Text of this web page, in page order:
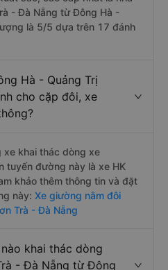
- Đà Nẵng từ Đông Hà -
là 5/5 dựa trên 17 đánh
Hà - Quảng Trị
cho cặp đôi, xe
xe khai thác dòng xe
tuyến đường này là xe HK
khảo thêm thông tin và đặt
này: Xe giường nằm đôi
Trà - Đà Nẵng
khai thác dòng
- Đà Nẵng từ Đông